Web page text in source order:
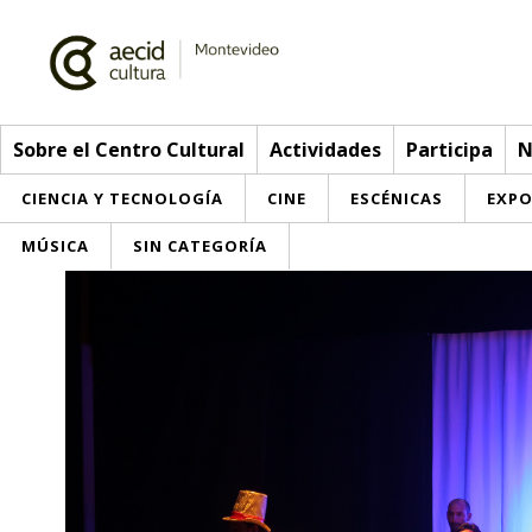
Sobre el Centro Cultural Actividades Participa
CIENCIA Y TECNOLOGÍA CINE ESCÉNICAS
MÚSICA SIN CATEGORÍA
Red AECID
Actividades